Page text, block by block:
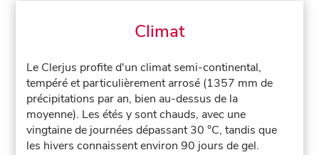
Climat
Le Clerjus profite d'un climat semi-continental,
tempéré et particulièrement arrosé (1357 mm de
précipitations par an, bien au-dessus de la
moyenne). Les étés y sont chauds, avec une
vingtaine de journées dépassant 30 °C, tandis que
les hivers connaissent environ 90 jours de gel.